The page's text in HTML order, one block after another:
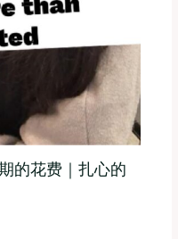
的花费｜扎心的